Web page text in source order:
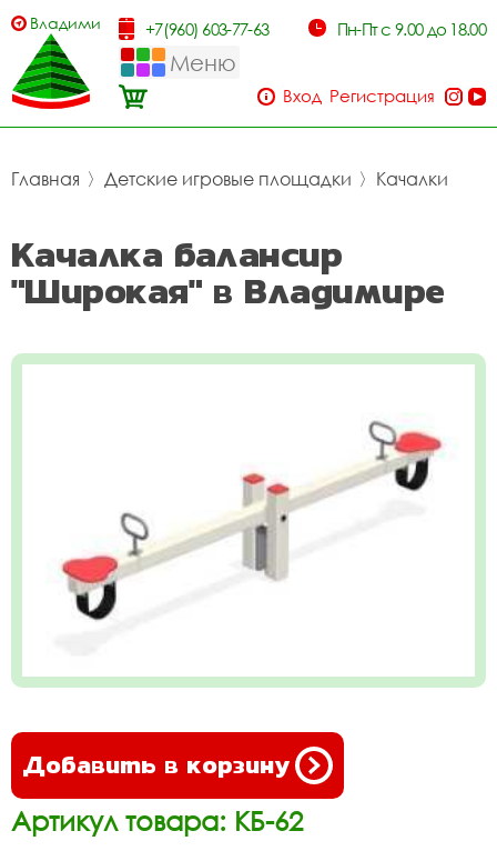
Владимир +7(960) 603-77-63 Пн-Пт с 9.00 до 18.00
Меню
Вход Регистрация
Главная 〉 Детские игровые площадки 〉 Качалки
Качалка балансир
"Широкая" в Владимире
Добавить в корзину
Артикул товара: КБ-62